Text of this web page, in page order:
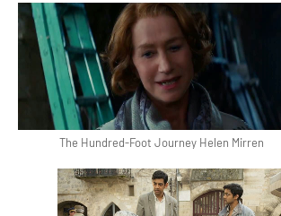
The Hundred-Foot Journey Helen Mirren